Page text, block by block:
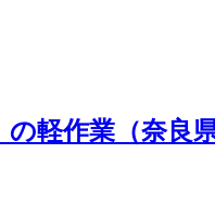
作業（奈良